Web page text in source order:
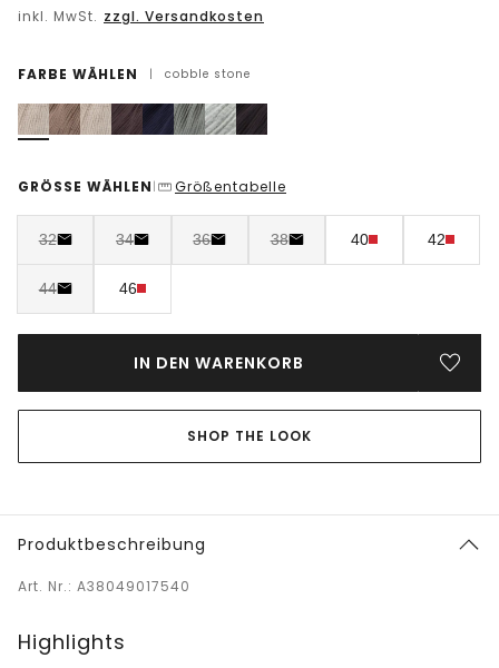
inkl. MwSt. zzgl. Versandkosten
FARBE WÄHLEN | cobble stone
GRÖSSE WÄHLEN | Größentabelle
32 34 36 38 40 42
44 46
IN DEN WARENKORB
SHOP THE LOOK
Produktbeschreibung
Art. Nr.: A38049017540
Highlights